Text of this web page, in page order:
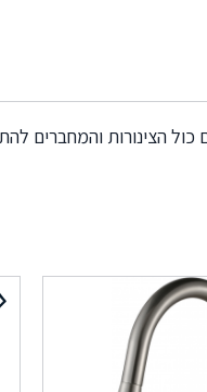
הצינורות והמחברים